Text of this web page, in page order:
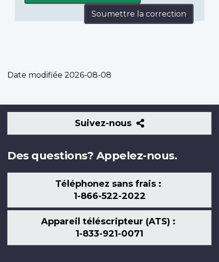
Soumettre la correction
Date modifiée 2026-08-08
Suivez-nous
Suivez-
nous
Des questions? Appelez-nous.
Téléphonez sans frais :
1-866-522-2022
Appareil téléscripteur (ATS) :
1-833-921-0071